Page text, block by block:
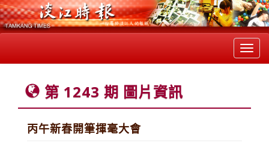
第 1243 期 圖片資訊
丙午新春開筆揮毫大會